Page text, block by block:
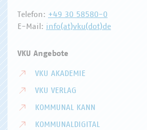
Telefon: +49 30 58580-0
E-Mail: info(at)vku(dot)de
VKU Angebote
VKU AKADEMIE
VKU VERLAG
KOMMUNAL KANN
KOMMUNALDIGITAL